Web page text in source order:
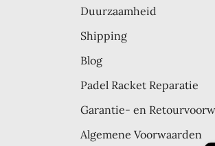
Duurzaamheid
Shipping
Blog
Padel Racket Reparatie
Garantie- en
Algemene Voorwaarden